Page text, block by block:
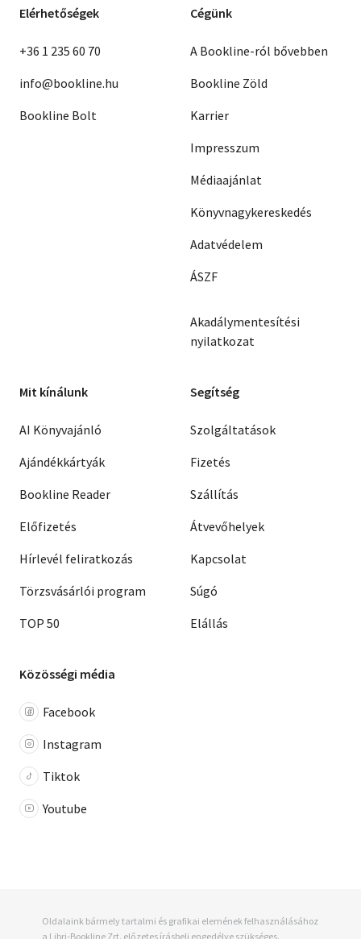
Elérhetőségek
+36 1 235 60 70
info@bookline.hu
Bookline Bolt
Cégünk
A Bookline-ról bővebben
Bookline Zöld
Karrier
Impresszum
Médiaajánlat
Könyvnagykereskedés
Adatvédelem
ÁSZF
Akadálymentesítési
nyilatkozat
Mit kínálunk
AI Könyvajánló
Ajándékkártyák
Bookline Reader
Előfizetés
Hírlevél feliratkozás
Törzsvásárlói program
TOP 50
Segítség
Szolgáltatások
Fizetés
Szállítás
Átvevőhelyek
Kapcsolat
Súgó
Elállás
Közösségi média
Facebook
Instagram
Tiktok
Youtube
Oldalaink bármely tartalmi és grafikai elemének felhasználásához
a Libri-Bookline Zrt. előzetes írásbeli engedélye szükséges.